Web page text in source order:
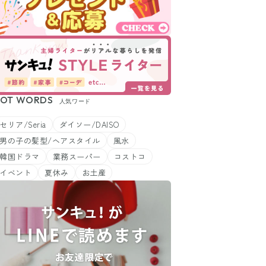
WORDS 人気ワード
セリア/Seria
ダイソー/DAISO
男の子の髪型/ヘアスタイル
風水
韓国ドラマ
業務スーパー
コストコ
イベント
夏休み お土産